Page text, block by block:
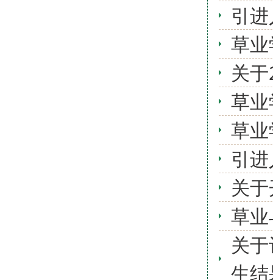
引
草
关
草
草
引
关
草
关
生